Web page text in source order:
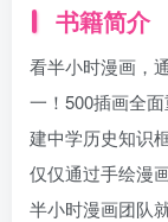
书籍简介
看半小时漫画，
一！500插画全
建中学历史知识
仅仅通过手绘漫
半小时漫画团队